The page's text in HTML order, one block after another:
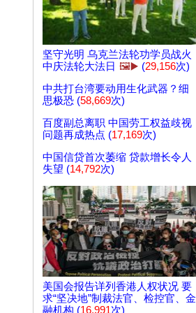
坚守光明 乌克兰法轮功学员战火
中庆法轮大法日 🖼️▶️ (29,156次)
中共打台湾要动用生化武器？细
思极恐 (58,669次)
百度副总离职 中国劳工权益歧视
问题再成热点 (17,169次)
中国信贷首次萎缩 贷款增长令人
失望 (14,792次)
美国会报告详列香港人权状况 要
求“坚决地”制裁法官、检控官、金
融机构 (16,991次)